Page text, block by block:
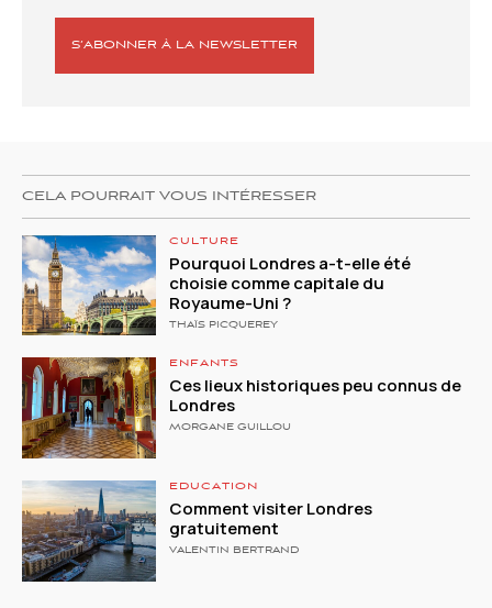
S’ABONNER À LA NEWSLETTER
CELA POURRAIT VOUS INTÉRESSER
CULTURE
Pourquoi Londres a-t-elle été
choisie comme capitale du
Royaume-Uni ?
THAÏS PICQUEREY
ENFANTS
Ces lieux historiques peu connus de
Londres
MORGANE GUILLOU
EDUCATION
Comment visiter Londres
gratuitement
VALENTIN BERTRAND